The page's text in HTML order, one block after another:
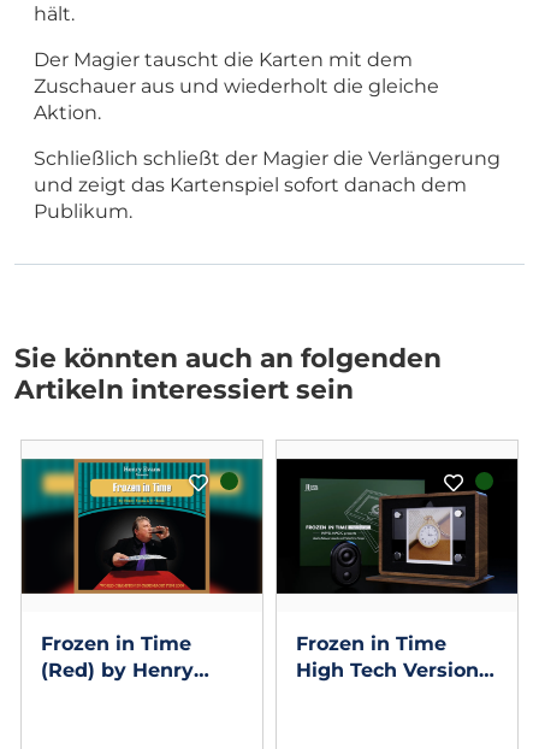
hält.
Der Magier tauscht die Karten mit dem
Zuschauer aus und wiederholt die gleiche
Aktion.
Schließlich schließt der Magier die Verlängerung
und zeigt das Kartenspiel sofort danach dem
Publikum.
Sie könnten auch an folgenden
Artikeln interessiert sein
Frozen in Time
(Red) by Henry
Frozen in Time
High Tech Version 2